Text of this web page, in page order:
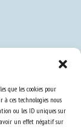
que les cookies pour
ces technologies nous
ou les ID uniques sur
un effet négatif sur